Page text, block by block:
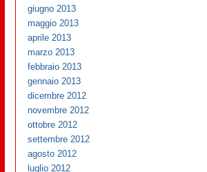
giugno 2013
maggio 2013
aprile 2013
marzo 2013
febbraio 2013
gennaio 2013
dicembre 2012
novembre 2012
ottobre 2012
settembre 2012
agosto 2012
luglio 2012